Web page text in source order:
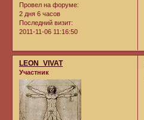
Провел на форуме:
2 дня 6 часов
Последний визит:
2011-11-06 11:16:50
LEON_VIVAT
Участник